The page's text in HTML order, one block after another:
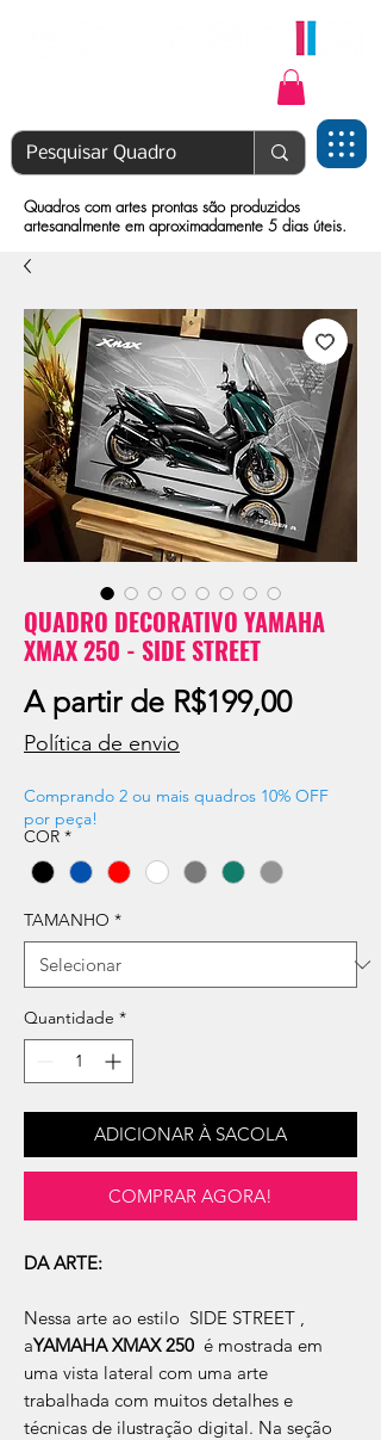
Quadros com artes prontas são produzidos
artesanalmente em aproximadamente 5 dias úteis.
QUADRO DECORATIVO YAMAHA
XMAX 250 - SIDE STREET
A partir de R$199,00Preço
Política de envio
Comprando 2 ou mais quadros 10% OFF
por peça!
COR *
TAMANHO *
Quantidade *
ADICIONAR À SACOLA
COMPRAR AGORA!
DA ARTE:
Nessa arte ao estilo SIDE STREET ,
aYAMAHA XMAX 250 é mostrada em
uma vista lateral com uma arte
trabalhada com muitos detalhes e
técnicas de ilustração digital. Na seção